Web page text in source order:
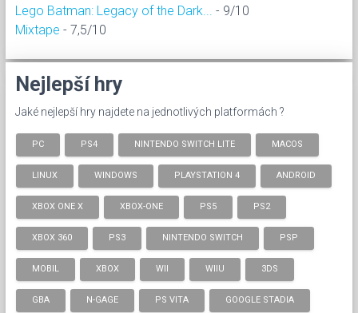
Lego Batman: Legacy of the Dark...
- 9/10
Mixtape - 7,5/10
Nejlepší hry
Jaké nejlepší hry najdete na jednotlivých platformách ?
PC PS4 NINTENDO SWITCH LITE MACOS
LINUX WINDOWS PLAYSTATION 4 ANDROID
XBOX ONE X XBOX-ONE PS5 PS2
XBOX 360 PS3 NINTENDO SWITCH PSP
MOBIL XBOX WII WIIU 3DS
GBA N-GAGE PS VITA GOOGLE STADIA